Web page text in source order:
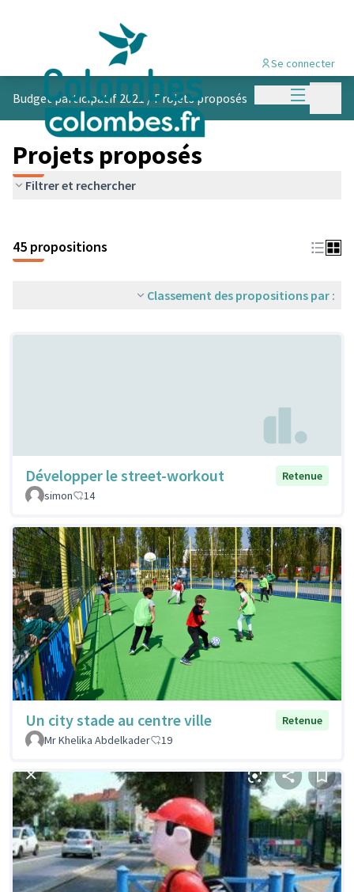
Menu
Se connecter
Budget participatif 2021 /Projets proposés
Projets proposés
Filtrer et rechercher
45 propositions
Classement des propositions par :
Développer le street-workout
Retenue
simon
14
Un city stade au centre ville
Retenue
Mr Khelika Abdelkader
19